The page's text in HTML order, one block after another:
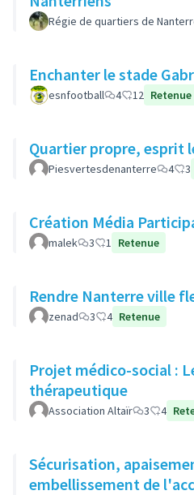
Régie de quartiers de
Enchanter le stade
esnfootball 4 12 Retenue
Quartier propre, esprit
Piesvertesdenanterre 4 3
Création Média
malek 3 1 Retenue
Rendre Nanterre ville
zenad 3 4 Retenue
Projet médico-social : Le Jardin
thérapeutique
Association Altaïr 3 4
Sécurisation,
embellissement de